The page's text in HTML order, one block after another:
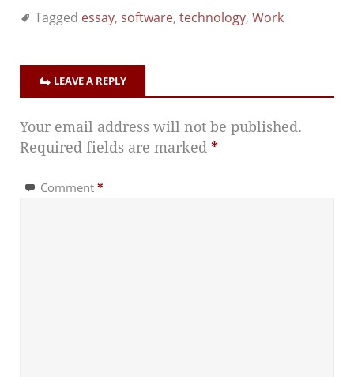
Tagged essay, software, technology, Work
LEAVE A REPLY
Your email address will not be published.
Required fields are marked *
Comment *